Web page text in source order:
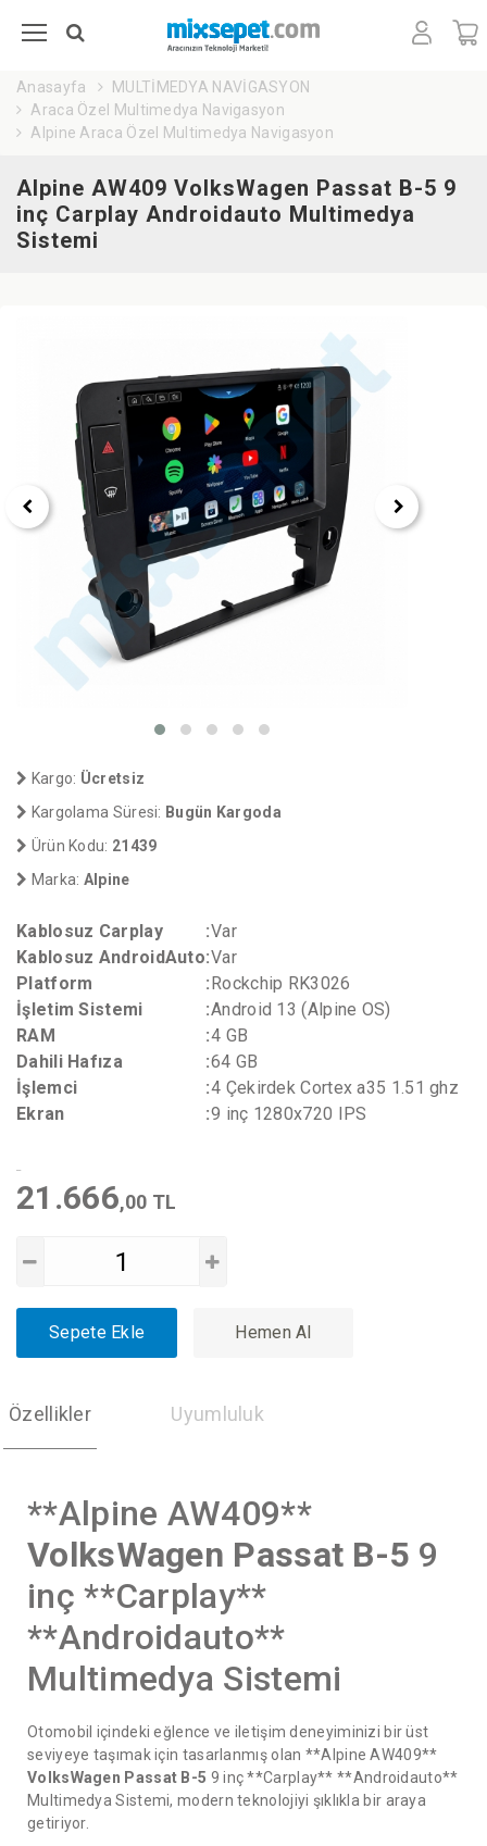
Anasayfa
MULTİMEDYA NAVİGASYON
Araca Özel Multimedya Navigasyon
Alpine Araca Özel Multimedya Navigasyon
Alpine AW409 VolksWagen Passat B-5 9
inç Carplay Androidauto Multimedya
Sistemi
Kargo: Ücretsiz
Kargolama Süresi: Bugün Kargoda
Ürün Kodu: 21439
Marka: Alpine
Kablosuz Carplay :Var
Kablosuz AndroidAuto:Var
Platform
:Rockchip RK3026
İşletim Sistemi
:Android 13 (Alpine OS)
RAM
:4 GB
Dahili Hafıza
:64 GB
İşlemci
:4 Çekirdek Cortex a35 1.51 ghz
Ekran
:9 inç 1280x720 IPS
21.666,00 TL
Sepete Ekle Hemen Al
Özellikler Uyumluluk
**Alpine AW409**
VolksWagen Passat B-5 9
inç **Carplay**
**Androidauto**
Multimedya Sistemi
Otomobil içindeki eğlence ve iletişim deneyiminizi bir üst
seviyeye taşımak için tasarlanmış olan **Alpine AW409**
VolksWagen Passat B-5 9 inç **Carplay** **Androidauto**
Multimedya Sistemi, modern teknolojiyi şıklıkla bir araya
getiriyor.